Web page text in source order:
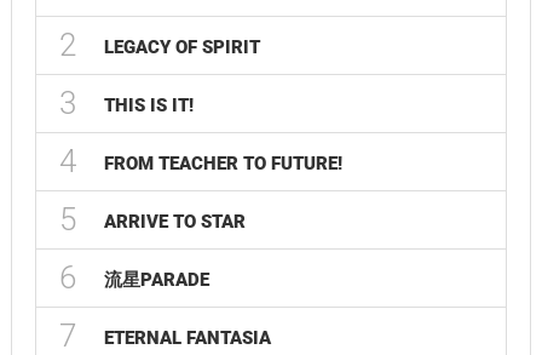
2
LEGACY OF SPIRIT
3 THIS IS IT!
4 FROM TEACHER TO FUTURE!
5 ARRIVE TO STAR
6 流星PARADE
7 ETERNAL FANTASIA